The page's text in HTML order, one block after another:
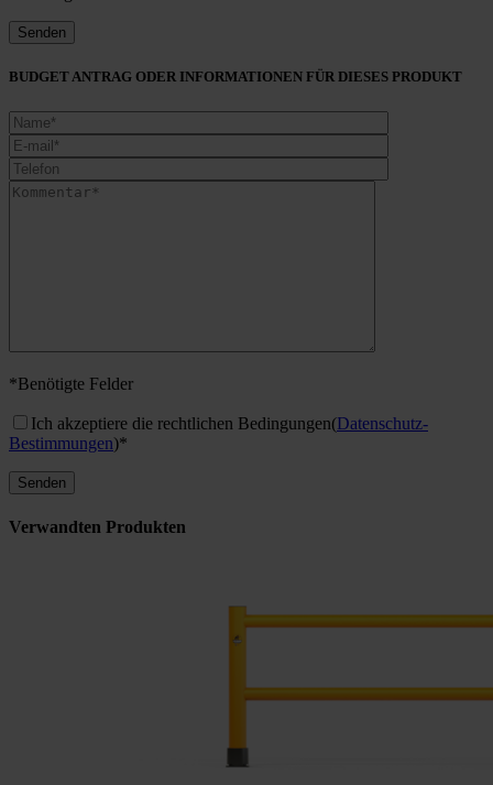
BUDGET ANTRAG ODER INFORMATIONEN FÜR DIESES PRODUKT
*Benötigte Felder
Ich akzeptiere die rechtlichen Bedingungen(Datenschutz-
Bestimmungen)*
Verwandten Produkten